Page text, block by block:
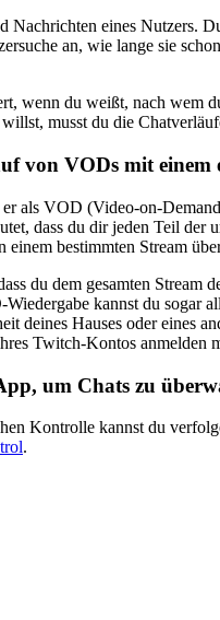
eines Nutzers.
an, wie lange sie
wenn du weißt, nach wem
musst du die
von VODs mit einem
als VOD (Video-on-
dass du dir jeden Teil
einem bestimmten Stream
du dem gesamten
kannst du sogar
deines Hauses oder eines
Twitch-Kontos anmelden
um Chats zu
Kontrolle kannst du
.